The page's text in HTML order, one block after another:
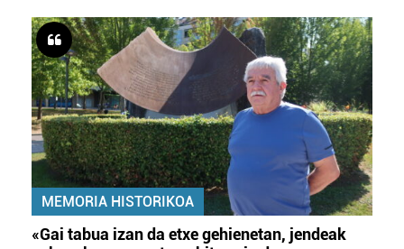
MEMORIA HISTORIKOA
«Gai tabua izan da etxe gehienetan, jendeak